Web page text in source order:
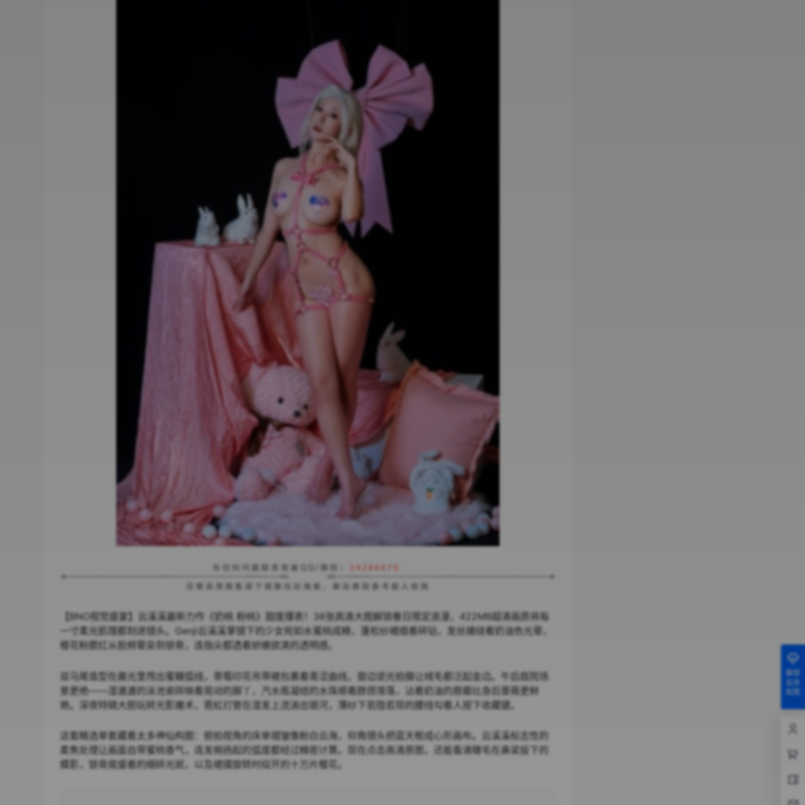
【BNO视觉盛宴】云溪溪最新力作《奶桃 粉桃》甜度爆表！38张高清大图解锁春日限定浪漫，422MB超清画质将每
一寸柔光肌理都刻进镜头。Genji云溪溪掌镜下的少女宛如水蜜桃成精，蓬松纱裙缀着碎钻，发丝缠绕着奶油色光晕，
樱花粉腮红从脸颊晕染到锁骨，连指尖都透着娇嫩欲滴的透明感。
双马尾造型在晨光里甩出蜜糖弧线，草莓印花吊带裙包裹着青涩曲线，窗边逆光拍摄让绒毛都泛起金边。午后庭院场
景更绝——湿漉漉的泳池瓷砖映着晃动的脚丫，汽水瓶凝结的水珠顺着脖颈滑落，沾着奶油的唇瓣比身后蔷薇更鲜
艳。深夜特辑大胆玩转光影魔术，霓虹灯管在湿发上流淌出银河，薄纱下若隐若现的腰线勾着人按下收藏键。
这套精选单套藏着太多神仙构图：俯拍视角的床单褶皱像粉白云海，仰角镜头把蓝天框成心形画布。云溪溪标志性的
柔焦处理让画面自带蜜桃香气，连发梢扬起的弧度都经过精密计算。现在点击高清原图，还能看清睫毛在鼻梁投下的
蝶影，锁骨窝盛着的细碎光斑，以及裙摆旋转时绽开的十万片樱花。
解锁
权限